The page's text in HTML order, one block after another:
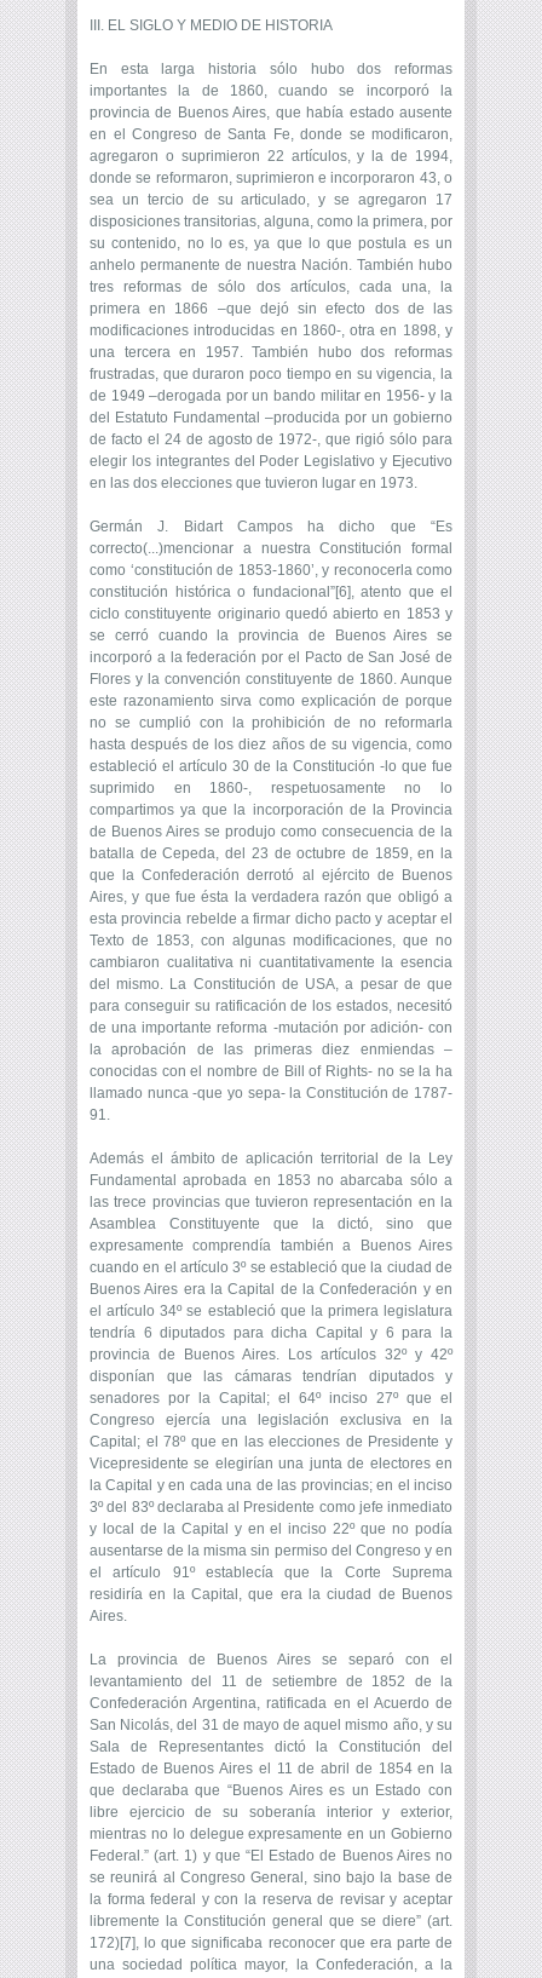
III. EL SIGLO Y MEDIO DE HISTORIA
En esta larga historia sólo hubo dos reformas
importantes la de 1860, cuando se incorporó la
provincia de Buenos Aires, que había estado ausente
en el Congreso de Santa Fe, donde se modificaron,
agregaron o suprimieron 22 artículos, y la de 1994,
donde se reformaron, suprimieron e incorporaron 43, o
sea un tercio de su articulado, y se agregaron 17
disposiciones transitorias, alguna, como la primera, por
su contenido, no lo es, ya que lo que postula es un
anhelo permanente de nuestra Nación. También hubo
tres reformas de sólo dos artículos, cada una, la
primera en 1866 –que dejó sin efecto dos de las
modificaciones introducidas en 1860-, otra en 1898, y
una tercera en 1957. También hubo dos reformas
frustradas, que duraron poco tiempo en su vigencia, la
de 1949 –derogada por un bando militar en 1956- y la
del Estatuto Fundamental –producida por un gobierno
de facto el 24 de agosto de 1972-, que rigió sólo para
elegir los integrantes del Poder Legislativo y Ejecutivo
en las dos elecciones que tuvieron lugar en 1973.
Germán J. Bidart Campos ha dicho que “Es
correcto(...)mencionar a nuestra Constitución formal
como ‘constitución de 1853-1860’, y reconocerla como
constitución histórica o fundacional”[6], atento que el
ciclo constituyente originario quedó abierto en 1853 y
se cerró cuando la provincia de Buenos Aires se
incorporó a la federación por el Pacto de San José de
Flores y la convención constituyente de 1860. Aunque
este razonamiento sirva como explicación de porque
no se cumplió con la prohibición de no reformarla
hasta después de los diez años de su vigencia, como
estableció el artículo 30 de la Constitución -lo que fue
suprimido en 1860-, respetuosamente no lo
compartimos ya que la incorporación de la Provincia
de Buenos Aires se produjo como consecuencia de la
batalla de Cepeda, del 23 de octubre de 1859, en la
que la Confederación derrotó al ejército de Buenos
Aires, y que fue ésta la verdadera razón que obligó a
esta provincia rebelde a firmar dicho pacto y aceptar el
Texto de 1853, con algunas modificaciones, que no
cambiaron cualitativa ni cuantitativamente la esencia
del mismo. La Constitución de USA, a pesar de que
para conseguir su ratificación de los estados, necesitó
de una importante reforma -mutación por adición- con
la aprobación de las primeras diez enmiendas –
conocidas con el nombre de Bill of Rights- no se la ha
llamado nunca -que yo sepa- la Constitución de 1787-
91.
Además el ámbito de aplicación territorial de la Ley
Fundamental aprobada en 1853 no abarcaba sólo a
las trece provincias que tuvieron representación en la
Asamblea Constituyente que la dictó, sino que
expresamente comprendía también a Buenos Aires
cuando en el artículo 3º se estableció que la ciudad de
Buenos Aires era la Capital de la Confederación y en
el artículo 34º se estableció que la primera legislatura
tendría 6 diputados para dicha Capital y 6 para la
provincia de Buenos Aires. Los artículos 32º y 42º
disponían que las cámaras tendrían diputados y
senadores por la Capital; el 64º inciso 27º que el
Congreso ejercía una legislación exclusiva en la
Capital; el 78º que en las elecciones de Presidente y
Vicepresidente se elegirían una junta de electores en
la Capital y en cada una de las provincias; en el inciso
3º del 83º declaraba al Presidente como jefe inmediato
y local de la Capital y en el inciso 22º que no podía
ausentarse de la misma sin permiso del Congreso y en
el artículo 91º establecía que la Corte Suprema
residiría en la Capital, que era la ciudad de Buenos
Aires.
La provincia de Buenos Aires se separó con el
levantamiento del 11 de setiembre de 1852 de la
Confederación Argentina, ratificada en el Acuerdo de
San Nicolás, del 31 de mayo de aquel mismo año, y su
Sala de Representantes dictó la Constitución del
Estado de Buenos Aires el 11 de abril de 1854 en la
que declaraba que “Buenos Aires es un Estado con
libre ejercicio de su soberanía interior y exterior,
mientras no lo delegue expresamente en un Gobierno
Federal.” (art. 1) y que “El Estado de Buenos Aires no
se reunirá al Congreso General, sino bajo la base de
la forma federal y con la reserva de revisar y aceptar
libremente la Constitución general que se diere” (art.
172)[7], lo que significaba reconocer que era parte de
una sociedad política mayor, la Confederación, a la